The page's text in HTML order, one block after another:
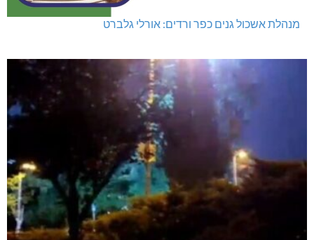
מנהלת אשכול גנים כפר ורדים: אורלי גלברט